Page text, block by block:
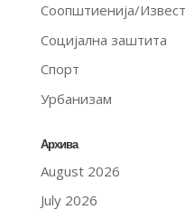
Соопштиенија/
Социјална заштита
Спорт
Урбанизам
Архива
August 2026
July 2026